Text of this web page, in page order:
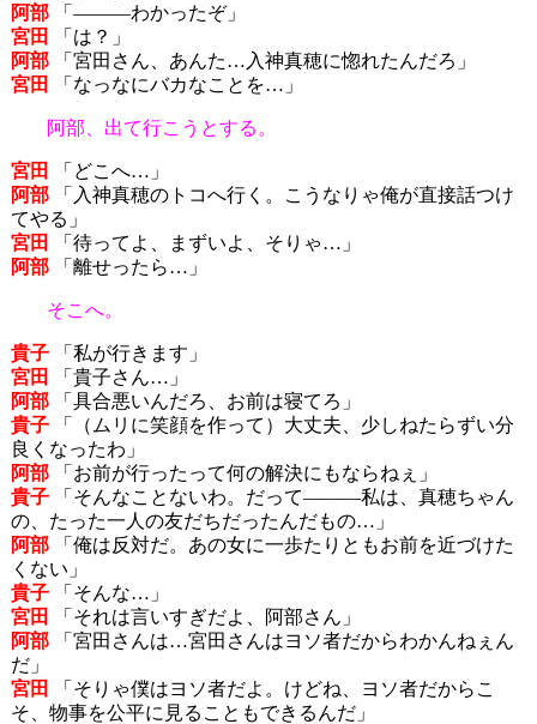
阿部「―――わかったぞ」
宮田
「は？」
阿部「宮田さん、あんた…入神真穂に惚れたんだろ」
宮田
「なっなにバカなことを…」
阿部、出て行こうとする。
宮田
「どこへ…」
阿部「入神真穂のトコへ行く。こうなりゃ俺が直接話つけ
てやる」
宮田
「待ってよ、まずいよ、そりゃ…」
阿部「離せったら…」
そこへ。
貴子「私が行きます」
宮田
「貴子さん…」
阿部「具合悪いんだろ、お前は寝てろ」
貴子「（ムリに笑顔を作って）大丈夫、少しねたらずい分
良くなったわ」
阿部「お前が行ったって何の解決にもならねぇ」
貴子「そんなことないわ。だって―――私は、真穂ちゃん
の、たった一人の友だちだったんだもの…」
阿部「俺は反対だ。あの女に一歩たりともお前を近づけた
くない」
貴子「そんな…」
宮田
「それは言いすぎだよ、阿部さん」
阿部「宮田さんは…宮田さんはヨソ者だからわかんねぇん
だ」
宮田
「そりゃ僕はヨソ者だよ。けどね、ヨソ者だからこ
そ、物事を公平に見ることもできるんだ」